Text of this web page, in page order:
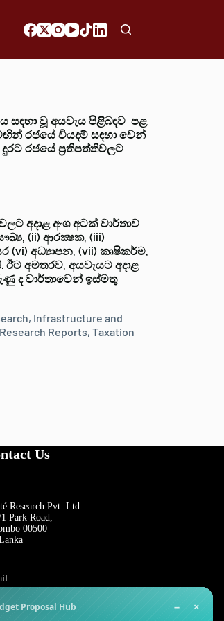
සඳහා වූ අයවැය පිළිබඳව පළ
රජයේ වියදම් සඳහා වෙන්
රජයේ ප්‍රතිපත්තිවලට
අදාළ අංශ අටක් වාර්තාව
(ii) ආරක්‍ෂක, (iii)
අධ්‍යාපන, (vii) කෘෂිකර්ම,
ඊට අමතරව, අයවැයට අදාළ
ද වාර්තාවෙන් ඉස්මතු
, Infrastructure and
Research Reports, Taxation
Us
Research Pvt. Ltd
Park Road,
00500
Proposal Hub − ×